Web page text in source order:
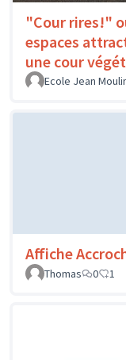
"Cour rires!"
espaces
une cour
Ecole Jean
Affiche
Thomas
0 1